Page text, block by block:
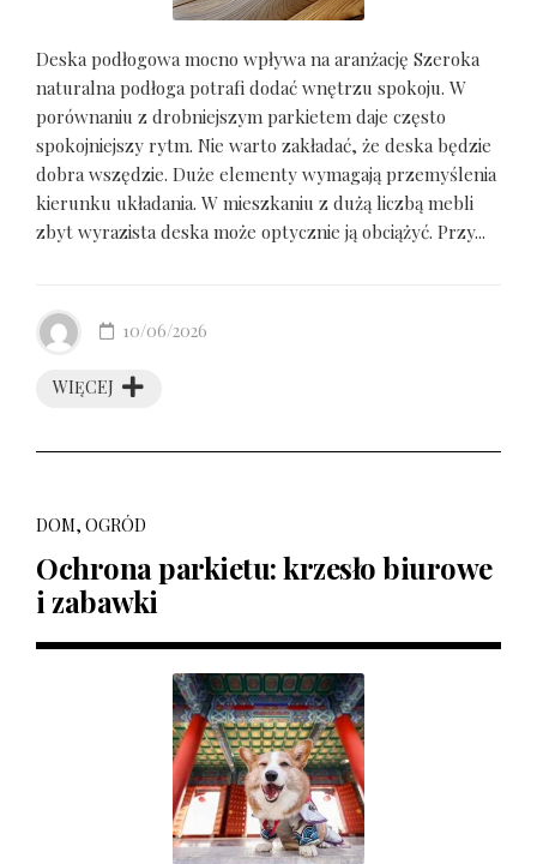
Deska podłogowa mocno wpływa na aranżację Szeroka
naturalna podłoga potrafi dodać wnętrzu spokoju. W
porównaniu z drobniejszym parkietem daje często
spokojniejszy rytm. Nie warto zakładać, że deska będzie
dobra wszędzie. Duże elementy wymagają przemyślenia
kierunku układania. W mieszkaniu z dużą liczbą mebli
zbyt wyrazista deska może optycznie ją obciążyć. Przy...
WIĘCEJ
10/06/2026
DOM, OGRÓD
Ochrona parkietu: krzesło biurowe
i zabawki